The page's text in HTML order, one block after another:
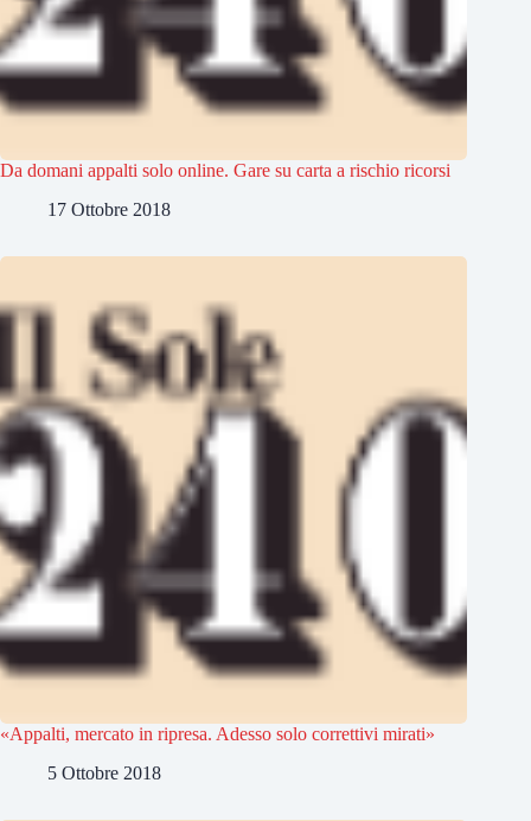
Da domani appalti solo online. Gare su carta a rischio ricorsi
17 Ottobre 2018
«Appalti, mercato in ripresa. Adesso solo correttivi mirati»
5 Ottobre 2018